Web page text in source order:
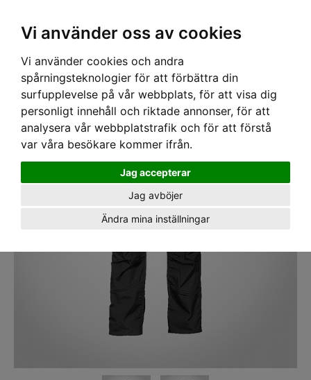
Vi använder oss av cookies
Vi använder cookies och andra
spårningsteknologier för att förbättra din
surfupplevelse på vår webbplats, för att visa dig
personligt innehåll och riktade annonser, för att
analysera vår webbplatstrafik och för att förstå
var våra besökare kommer ifrån.
Jag accepterar
Jag avböjer
Ändra mina inställningar
Hem ›ARBETSKLÄDER› Byxa Canvas Texstar FP17 Svart